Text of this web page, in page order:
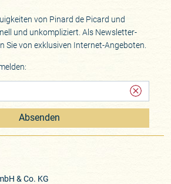
von Pinard de Picard und
und unkompliziert. Als Newsletter-
Sie von exklusiven Internet-Angeboten.
Absenden
& Co. KG